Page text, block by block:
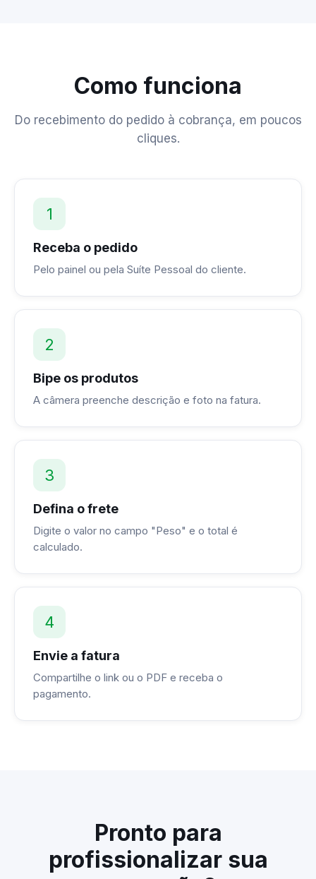
Como funciona
Do recebimento do pedido à cobrança, em poucos
cliques.
1
Receba o pedido
Pelo painel ou pela Suíte Pessoal do cliente.
2
Bipe os produtos
A câmera preenche descrição e foto na fatura.
3
Defina o frete
Digite o valor no campo "Peso" e o total é
calculado.
4
Envie a fatura
Compartilhe o link ou o PDF e receba o
pagamento.
Pronto para
profissionalizar sua